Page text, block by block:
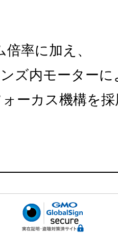
率に加え、
ズ内モーターに
ーカス機構を採